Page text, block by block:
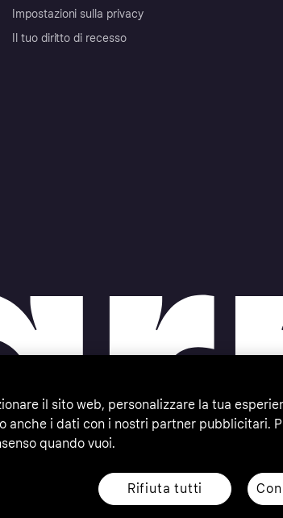
Impostazioni sulla privacy
Il tuo diritto di recesso
il sito web, personalizzare la tua
anche i dati con i nostri partner pubblicitari.
quando vuoi.
Rifiuta tutti